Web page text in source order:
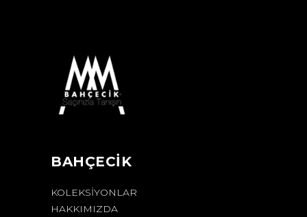
BAHÇECİK
KOLEKSIYONLAR
HAKKIMIZDA